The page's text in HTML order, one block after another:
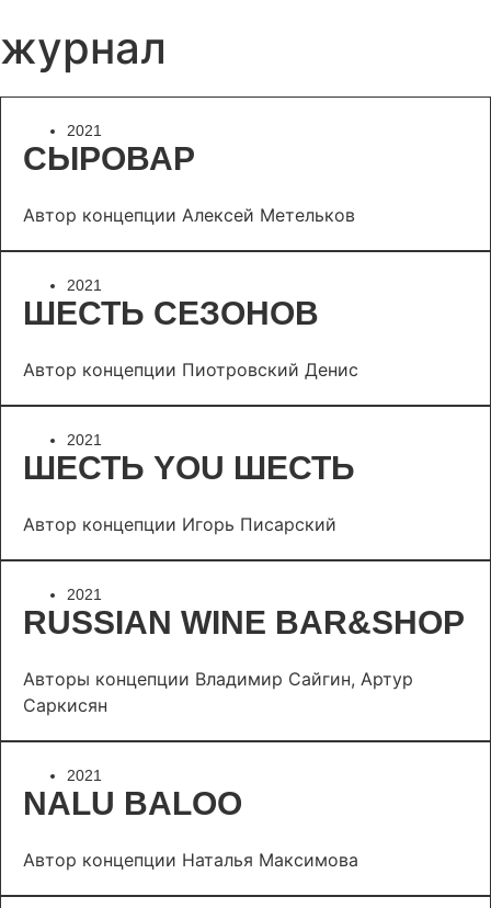
журнал
2021
СЫРОВАР
Автор концепции Алексей Метельков
2021
ШЕСТЬ СЕЗОНОВ
Автор концепции Пиотровский Денис
2021
ШЕСТЬ YOU ШЕСТЬ
Автор концепции Игорь Писарский
2021
RUSSIAN WINE BAR&SHOP
Авторы концепции Владимир Сайгин, Артур
Саркисян
2021
NALU BALOO
Автор концепции Наталья Максимова